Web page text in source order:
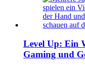
Level Up: Ein
Gaming und